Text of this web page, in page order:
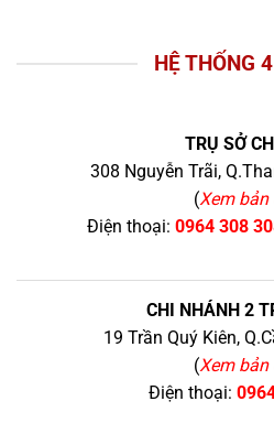
HỆ THỐNG
TRỤ SỞ
308 Nguyễn Trãi,
(Xem bản
Điện thoại: 0964 308
CHI NHÁNH 2
19 Trần Quý Kiên,
(Xem bản
Điện thoại: